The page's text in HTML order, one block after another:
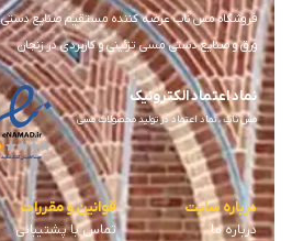
فروشگاه مس ناب عرضه کننده مستقیم صنایع دستی
ورق و صنایع دستی مسی تزئینی و کاربردی در زنجان
نماد اعتماد الکترونیک
مس ناب ، نماد اعتماد در تولید محصولات مسی
درباره سایت
درباره ما
قوانین و مقررات
تماس با پشتیبانی